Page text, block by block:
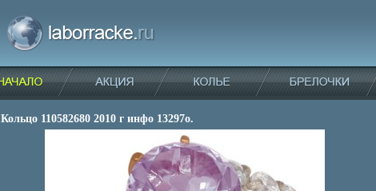
Кольцо 110582680 2010 г инфо 13297o.